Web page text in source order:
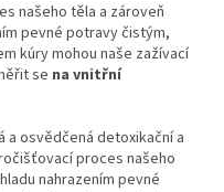
našeho těla a zároveň
pevné potravy čistým,
kúry mohou naše zažívací
se na vnitřní
a osvědčená detoxikační a
proces našeho
nahrazením pevné